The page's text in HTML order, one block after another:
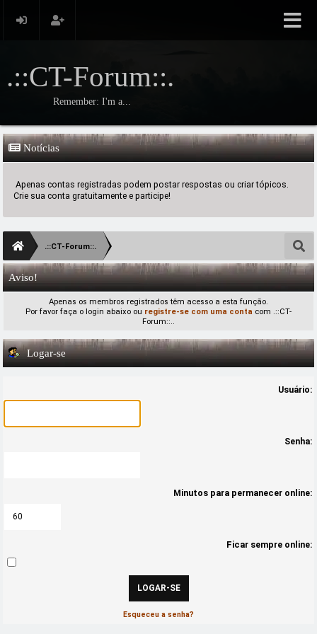
.::CT-Forum::.
Remember: I'm a...
Notícias
Apenas contas registradas podem postar respostas ou criar tópicos.
Crie sua conta gratuitamente e participe!
.::CT-Forum::.
Aviso!
Apenas os membros registrados têm acesso a esta função.
Por favor faça o login abaixo ou registre-se com uma conta com .::CT-
Forum::..
Logar-se
Usuário:
Senha:
Minutos para permanecer online:
Ficar sempre online:
Esqueceu a senha?